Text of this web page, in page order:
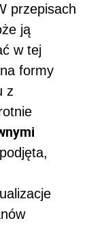
przepisach
ją
w tej
formy
z